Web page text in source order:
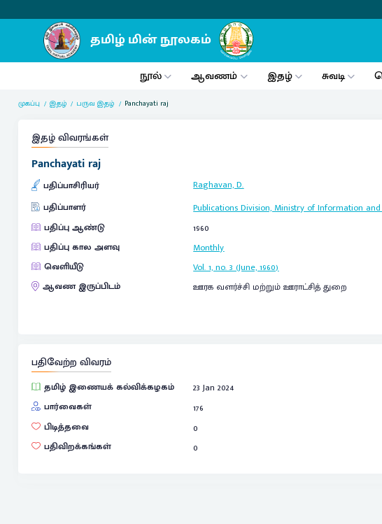
நூல் ஆவணம் இதழ் சுவடி
முகப்பு இதழ் பருவ இதழ் Panchayati raj
இதழ் விவரங்கள்
Panchayati raj
பதிப்பாசிரியர்
Raghavan, D.
பதிப்பாளர்
Publications Division, Ministry of Information
பதிப்பு ஆண்டு
1960
பதிப்பு கால அளவு
Monthly
வெளியீடு
Vol. 1, no. 3 (June, 1960)
ஆவண இருப்பிடம்
ஊரக வளர்ச்சி மற்றும் ஊராட்சித் துறை
பதிவேற்ற விவரம்
தமிழ் இணையக் கல்விக்கழகம்
23 Jan 2024
பார்வைகள்
176
பிடித்தவை
0
பதிவிறக்கங்கள்
0